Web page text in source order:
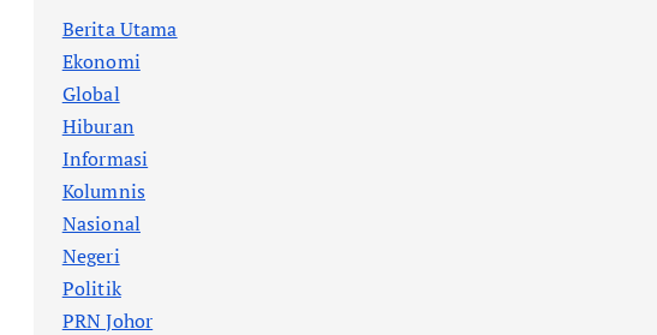
Berita Utama
Ekonomi
Global
Hiburan
Informasi
Kolumnis
Nasional
Negeri
Politik
PRN Johor